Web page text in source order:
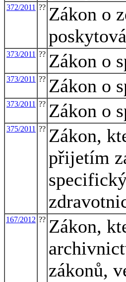
372/2011 ?? Zákon o
373/2011 ?? Zákon o
373/2011 ?? Zákon o
373/2011 ?? Zákon o
375/2011 ?? Zákon,
přijetím
167/2012 ?? Zákon,
zákonů,